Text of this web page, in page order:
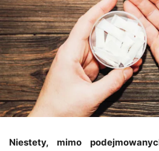
Niestety, mimo